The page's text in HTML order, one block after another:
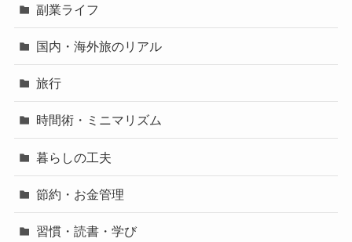
副業ライフ
国内・海外旅のリアル
旅行
時間術・ミニマリズム
暮らしの工夫
節約・お金管理
習慣・読書・学び